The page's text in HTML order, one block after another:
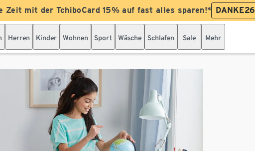
Zeit mit der TchiboCard 15% auf fast alles sparen!* DANKE26
Herren Kinder Wohnen Sport Wäsche Schlafen Sale Mehr